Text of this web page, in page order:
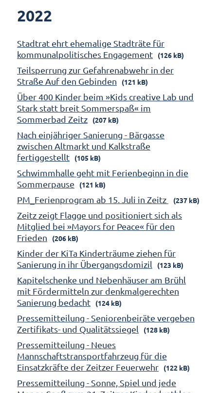
2022
Stadtrat ehrt ehemalige Stadträte für
kommunalpolitisches Engagement
(126 kB)
Teilsperrung zur Gefahrenabwehr in der
Straße Auf den Gebinden
(121 kB)
Über 400 Kinder beim »Kids creative Lab und
Stark statt breit Sommerspaß« im
Sommerbad Zeitz
(207 kB)
Nach einjähriger Sanierung - Bärgasse
zwischen Altmarkt und Kalkstraße
fertiggestellt
(105 kB)
Schwimmhalle geht mit Ferienbeginn in die
Sommerpause
(121 kB)
PM_Ferienprogram ab 15. Juli in Zeitz (237 kB)
Zeitz zeigt Flagge und positioniert sich als
Mitglied bei »Mayors for Peace« für den
Frieden
(206 kB)
Kinder der KiTa Kinderträume ziehen für
Sanierung in ihr Übergangsdomizil
(123 kB)
Kapitelschenke und Nebenhäuser am Brühl
mit Fördermitteln zur denkmalgerechten
Sanierung bedacht
(124 kB)
Pressemitteilung - Seniorenbeiräte vergeben
Zertifikats- und Qualitätssiegel
(128 kB)
Pressemitteilung - Neues
Mannschaftstransportfahrzeug für die
Einsatzkräfte der Zeitzer Feuerwehr
(122 kB)
Pressemitteilung - Sonne, Spiel und jede